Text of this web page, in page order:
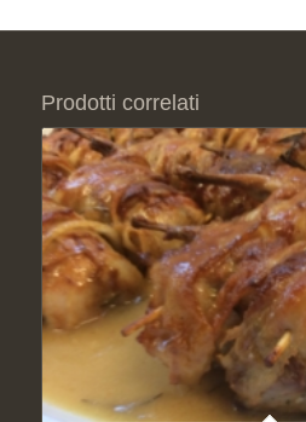
Prodotti correlati